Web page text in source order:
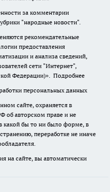
за комментарии
"народные новости".
рекомендательные
предоставления
и анализа сведений,
сети "Интернет",
Федерации)». Подробнее
персональных данных
сайте, охраняется в
об авторском праве и не
какой бы то ни было форме, в
переработке не иначе
на сайте, вы автоматически